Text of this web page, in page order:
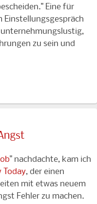
Eine für
Einstellungsgespräch
zu sein und
" nachdachte, kam ich
Today, der einen
mit etwas neuem
Fehler zu machen.